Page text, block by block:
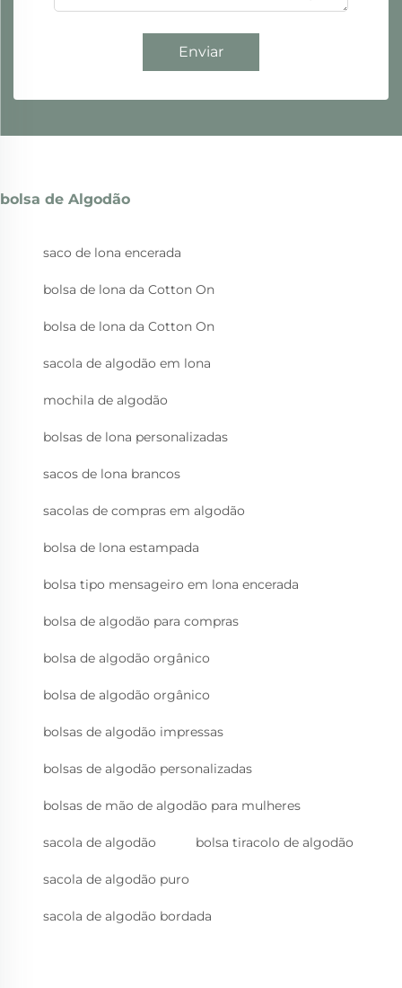
Enviar
bolsa de Algodão
saco de lona encerada
bolsa de lona da Cotton On
bolsa de lona da Cotton On
sacola de algodão em lona
mochila de algodão
bolsas de lona personalizadas
sacos de lona brancos
sacolas de compras em algodão
bolsa de lona estampada
bolsa tipo mensageiro em lona encerada
bolsa de algodão para compras
bolsa de algodão orgânico
bolsa de algodão orgânico
bolsas de algodão impressas
bolsas de algodão personalizadas
bolsas de mão de algodão para mulheres
sacola de algodão bolsa tiracolo de algodão
sacola de algodão puro
sacola de algodão bordada